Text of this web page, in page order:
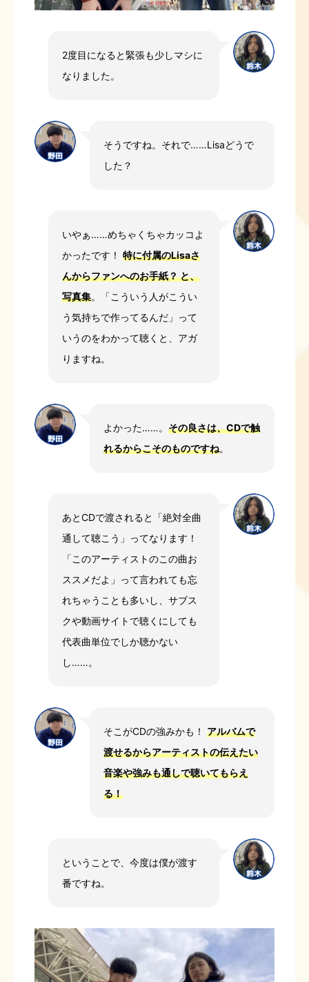
2度目になると緊張も少しマシに
なりました。
そうですね。それで……Lisaどうで
した？
いやぁ……めちゃくちゃカッコよ
かったです！ 特に付属のLisaさ
んからファンへのお手紙？ と、
写真集。「こういう人がこうい
う気持ちで作ってるんだ」って
いうのをわかって聴くと、アガ
りますね。
よかった……。 その良さは、CDで触
れるからこそのものですね。
あとCDで渡されると「絶対全曲
通して聴こう」ってなります！
「このアーティストのこの曲お
ススメだよ」って言われても忘
れちゃうことも多いし、サブス
クや動画サイトで聴くにしても
代表曲単位でしか聴かない
し……。
そこがCDの強みかも！ アルバムで
渡せるからアーティストの伝えたい
音楽や強みも通しで聴いてもらえ
る！
ということで、今度は僕が渡す
番ですね。